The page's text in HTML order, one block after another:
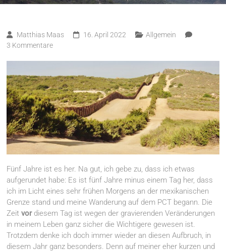
Matthias Maas 16. April 2022
Allgemein
3 Kommentare
Fünf Jahre ist es her. Na gut, ich gebe zu, dass ich etwas
aufgerundet habe: Es ist fünf Jahre minus einem Tag her, dass
ich im Licht eines sehr frühen Morgens an der mexikanischen
Grenze stand und meine Wanderung auf dem PCT begann. Die
Zeitvordiesem Tag ist wegen der gravierenden Veränderungen
in meinem Leben ganz sicher die Wichtigere gewesen ist.
Trotzdem denke ich doch immer wieder an diesen Aufbruch, in
diesem Jahr ganz besonders. Denn auf meiner eher kurzen und